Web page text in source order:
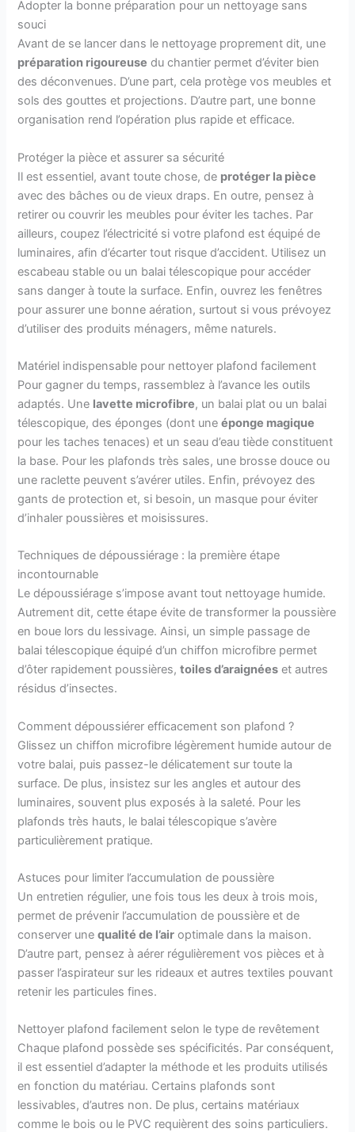
Adopter la bonne préparation pour un nettoyage sans
souci
Avant de se lancer dans le nettoyage proprement dit, une
préparation rigoureuse du chantier permet d’éviter bien
des déconvenues. D’une part, cela protège vos meubles et
sols des gouttes et projections. D’autre part, une bonne
organisation rend l’opération plus rapide et efficace.
Protéger la pièce et assurer sa sécurité
Il est essentiel, avant toute chose, de protéger la pièce
avec des bâches ou de vieux draps. En outre, pensez à
retirer ou couvrir les meubles pour éviter les taches. Par
ailleurs, coupez l’électricité si votre plafond est équipé de
luminaires, afin d’écarter tout risque d’accident. Utilisez un
escabeau stable ou un balai télescopique pour accéder
sans danger à toute la surface. Enfin, ouvrez les fenêtres
pour assurer une bonne aération, surtout si vous prévoyez
d’utiliser des produits ménagers, même naturels.
Matériel indispensable pour nettoyer plafond facilement
Pour gagner du temps, rassemblez à l’avance les outils
adaptés. Une lavette microfibre, un balai plat ou un balai
télescopique, des éponges (dont uneéponge magique
pour les taches tenaces) et un seau d’eau tiède constituent
la base. Pour les plafonds très sales, une brosse douce ou
une raclette peuvent s’avérer utiles. Enfin, prévoyez des
gants de protection et, si besoin, un masque pour éviter
d’inhaler poussières et moisissures.
Techniques de dépoussiérage : la première étape
incontournable
Le dépoussiérage s’impose avant tout nettoyage humide.
Autrement dit, cette étape évite de transformer la poussière
en boue lors du lessivage. Ainsi, un simple passage de
balai télescopique équipé d’un chiffon microfibre permet
d’ôter rapidement poussières,toiles d’araignées et autres
résidus d’insectes.
Comment dépoussiérer efficacement son plafond ?
Glissez un chiffon microfibre légèrement humide autour de
votre balai, puis passez-le délicatement sur toute la
surface. De plus, insistez sur les angles et autour des
luminaires, souvent plus exposés à la saleté. Pour les
plafonds très hauts, le balai télescopique s’avère
particulièrement pratique.
Astuces pour limiter l’accumulation de poussière
Un entretien régulier, une fois tous les deux à trois mois,
permet de prévenir l’accumulation de poussière et de
conserver unequalité de l’air optimale dans la maison.
D’autre part, pensez à aérer régulièrement vos pièces et à
passer l’aspirateur sur les rideaux et autres textiles pouvant
retenir les particules fines.
Nettoyer plafond facilement selon le type de revêtement
Chaque plafond possède ses spécificités. Par conséquent,
il est essentiel d’adapter la méthode et les produits utilisés
en fonction du matériau. Certains plafonds sont
lessivables, d’autres non. De plus, certains matériaux
comme le bois ou le PVC requièrent des soins particuliers.